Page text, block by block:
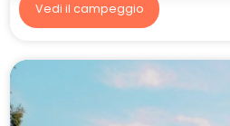
Vedi il campeggio